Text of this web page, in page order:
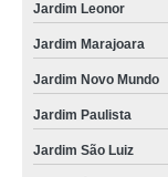
Jardim Leonor
Jardim Marajoara
Jardim Novo Mundo
Jardim Paulista
Jardim São Luiz